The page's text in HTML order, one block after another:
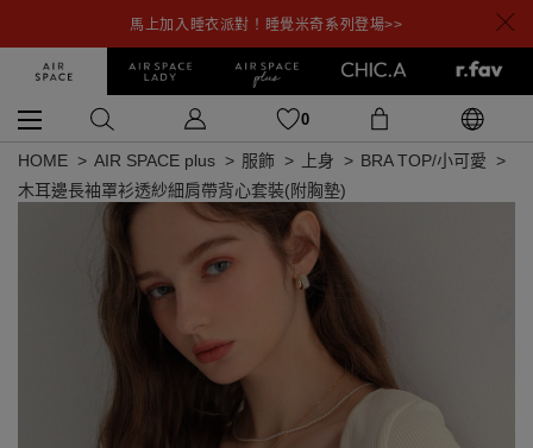
馬上加入睡衣派對！睡覺米奇系列登場>>
0
HOME AIR SPACE plus 服飾 上身
BRA TOP/小可愛
木耳邊長袖罩衫透紗細肩帶背心套裝(附胸墊)